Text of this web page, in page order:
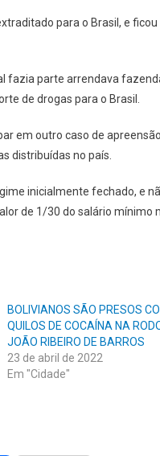
É
BRASIL
para o Brasil, e
fazia parte arrendava
de drogas para o Brasil.
em outro caso de
distribuídas no país.
inicialmente fechado, e
de 1/30 do salário mínimo
BOLIVIANOS SÃO PRESOS
QUILOS DE COCAÍNA NA
JOÃO RIBEIRO DE BARROS
23 de abril de 2022
Em "Cidade"